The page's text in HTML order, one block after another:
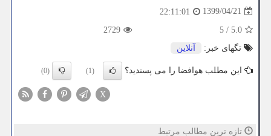
1399/04/21
22:11:01
5.0
/
5
2729
تگهای خبر:
آنلاین
این مطلب هوافضا را می پسندید؟ (1)
(0)
X
تازه ترین مطالب مرتبط